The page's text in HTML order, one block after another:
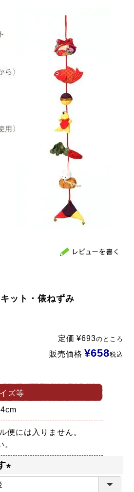
ット・俵ねずみ
定価 ¥693のところ
販売価格 ¥658税込
ズ等
便には入りません。
。